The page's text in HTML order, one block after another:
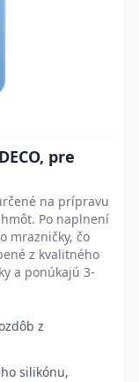
pre
na prípravu
Po naplnení
mrazničky, čo
z kvalitného
a ponúkajú 3-
z
silikónu,